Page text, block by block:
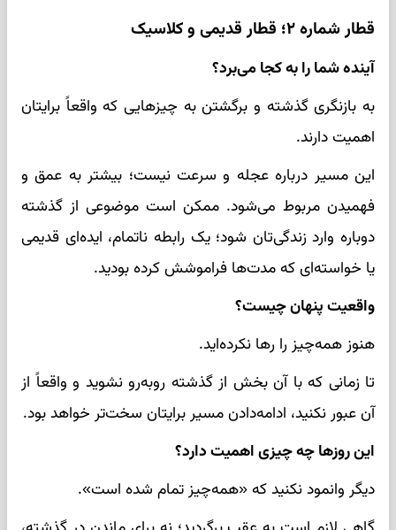
قطار شماره ۲؛ قطار قدیمی و کلاسیک
آینده شما را به کجا می‌برد؟
به بازنگری گذشته و برگشتن به چیزهایی که واقعاً برایتان
اهمیت دارند.
این مسیر درباره عجله و سرعت نیست؛ بیشتر به عمق و
فهمیدن مربوط می‌شود. ممکن است موضوعی از گذشته
دوباره وارد زندگی‌تان شود؛ یک رابطه ناتمام، ایده‌ای قدیمی
یا خواسته‌ای که مدت‌ها فراموشش کرده بودید.
واقعیت پنهان چیست؟
هنوز همه‌چیز را رها نکرده‌اید.
تا زمانی که با آن بخش از گذشته روبه‌رو نشوید و واقعاً از
آن عبور نکنید، ادامه‌دادن مسیر برایتان سخت‌تر خواهد بود.
این روزها چه چیزی اهمیت دارد؟
دیگر وانمود نکنید که «همه‌چیز تمام شده است».